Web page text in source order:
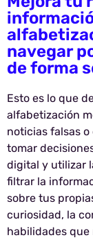
navegar
de forma
Esto es lo que
alfabetización
noticias falsas
tomar
digital y utilizar
filtrar la
sobre tus
curiosidad, la
habilidades que